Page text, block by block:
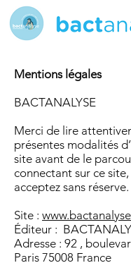
Mentions légales
BACTANALYSE
Merci de lire
présentes modalités
site avant de le
connectant sur ce site,
acceptez sans réserve.
Site :
Éditeur :
Adresse : 92 ,
Paris 75008 France